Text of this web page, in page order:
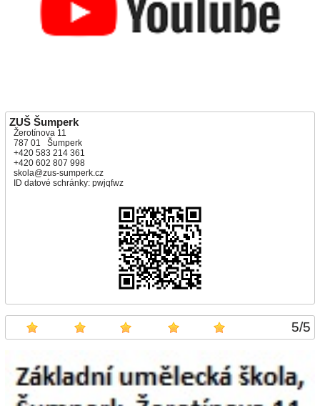
ZUŠ Šumperk
Žerotínova 11
787 01 Šumperk
+420 583 214 361
+420 602 807 998
skola@zus-sumperk.cz
ID datové schránky: pwjqfwz
5/5